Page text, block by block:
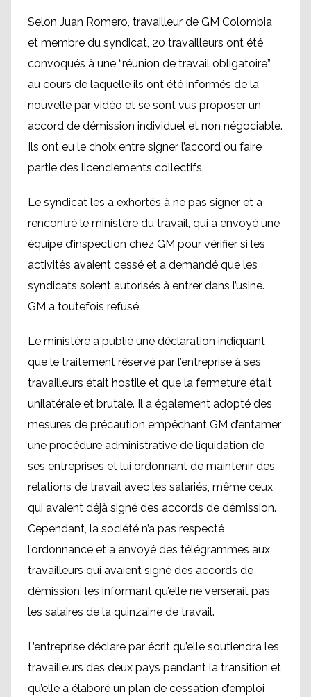
Selon Juan Romero, travailleur de GM Colombia
et membre du syndicat, 20 travailleurs ont été
convoqués à une “réunion de travail obligatoire”
au cours de laquelle ils ont été informés de la
nouvelle par vidéo et se sont vus proposer un
accord de démission individuel et non négociable.
Ils ont eu le choix entre signer l’accord ou faire
partie des licenciements collectifs.
Le syndicat les a exhortés à ne pas signer et a
rencontré le ministère du travail, qui a envoyé une
équipe d’inspection chez GM pour vérifier si les
activités avaient cessé et a demandé que les
syndicats soient autorisés à entrer dans l’usine.
GM a toutefois refusé.
Le ministère a publié une déclaration indiquant
que le traitement réservé par l’entreprise à ses
travailleurs était hostile et que la fermeture était
unilatérale et brutale. Il a également adopté des
mesures de précaution empêchant GM d’entamer
une procédure administrative de liquidation de
ses entreprises et lui ordonnant de maintenir des
relations de travail avec les salariés, même ceux
qui avaient déjà signé des accords de démission.
Cependant, la société n’a pas respecté
l’ordonnance et a envoyé des télégrammes aux
travailleurs qui avaient signé des accords de
démission, les informant qu’elle ne verserait pas
les salaires de la quinzaine de travail.
L’entreprise déclare par écrit qu’elle soutiendra les
travailleurs des deux pays pendant la transition et
qu’elle a élaboré un plan de cessation d’emploi